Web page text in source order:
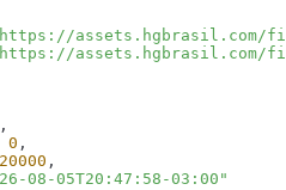
assets.hgbrasil.com/
0